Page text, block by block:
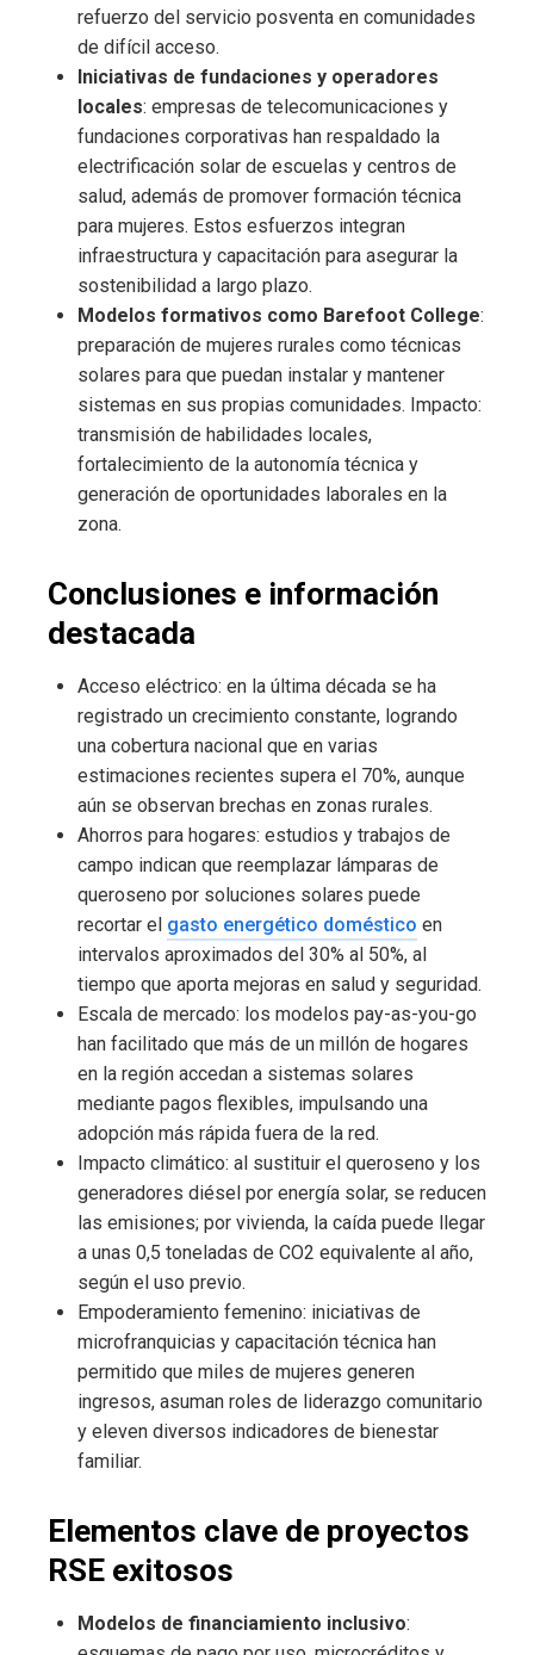
refuerzo del servicio posventa en comunidades
de difícil acceso.
Iniciativas de fundaciones y operadores
locales: empresas de telecomunicaciones y
fundaciones corporativas han respaldado la
electrificación solar de escuelas y centros de
salud, además de promover formación técnica
para mujeres. Estos esfuerzos integran
infraestructura y capacitación para asegurar la
sostenibilidad a largo plazo.
Modelos formativos como Barefoot College:
preparación de mujeres rurales como técnicas
solares para que puedan instalar y mantener
sistemas en sus propias comunidades. Impacto:
transmisión de habilidades locales,
fortalecimiento de la autonomía técnica y
generación de oportunidades laborales en la
zona.
Conclusiones e información
destacada
Acceso eléctrico: en la última década se ha
registrado un crecimiento constante, logrando
una cobertura nacional que en varias
estimaciones recientes supera el 70%, aunque
aún se observan brechas en zonas rurales.
Ahorros para hogares: estudios y trabajos de
campo indican que reemplazar lámparas de
queroseno por soluciones solares puede
recortar el gasto energético doméstico en
intervalos aproximados del 30% al 50%, al
tiempo que aporta mejoras en salud y seguridad.
Escala de mercado: los modelos pay-as-you-go
han facilitado que más de un millón de hogares
en la región accedan a sistemas solares
mediante pagos flexibles, impulsando una
adopción más rápida fuera de la red.
Impacto climático: al sustituir el queroseno y los
generadores diésel por energía solar, se reducen
las emisiones; por vivienda, la caída puede llegar
a unas 0,5 toneladas de CO2 equivalente al año,
según el uso previo.
Empoderamiento femenino: iniciativas de
microfranquicias y capacitación técnica han
permitido que miles de mujeres generen
ingresos, asuman roles de liderazgo comunitario
y eleven diversos indicadores de bienestar
familiar.
Elementos clave de proyectos
RSE exitosos
Modelos de financiamiento inclusivo: